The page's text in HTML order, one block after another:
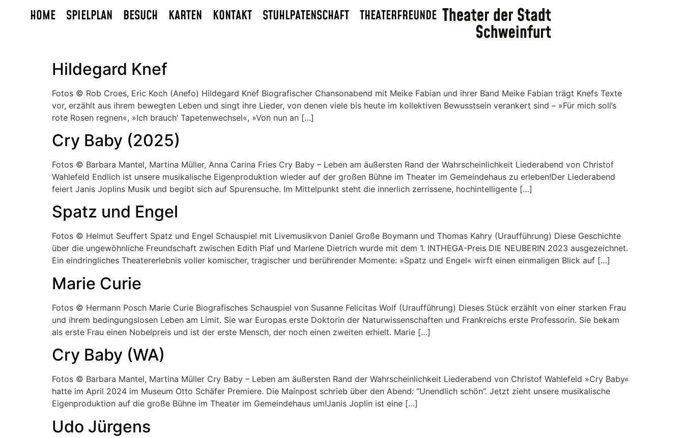
HOME SPIELPLAN BESUCH KARTEN KONTAKT STUHLPATENSCHAFT THEATERFREUNDE
Hildegard Knef
Fotos © Rob Croes, Eric Koch (Anefo) Hildegard Knef Biografischer Chansonabend mit Meike Fabian und ihrer Band Meike Fabian trägt Knefs Texte
vor, erzählt aus ihrem bewegten Leben und singt ihre Lieder, von denen viele bis heute im kollektiven Bewusstsein verankert sind – »Für mich soll’s
rote Rosen regnen«, »Ich brauch’ Tapetenwechsel«, »Von nun an […]
Cry Baby (2025)
Fotos © Barbara Mantel, Martina Müller, Anna Carina Fries Cry Baby – Leben am äußersten Rand der Wahrscheinlichkeit Liederabend von Christof
Wahlefeld Endlich ist unsere musikalische Eigenproduktion wieder auf der großen Bühne im Theater im Gemeindehaus zu erleben!Der Liederabend
feiert Janis Joplins Musik und begibt sich auf Spurensuche. Im Mittelpunkt steht die innerlich zerrissene, hochintelligente […]
Spatz und Engel
Fotos © Helmut Seuffert Spatz und Engel Schauspiel mit Livemusikvon Daniel Große Boymann und Thomas Kahry (Uraufführung) Diese Geschichte
über die ungewöhnliche Freundschaft zwischen Edith Piaf und Marlene Dietrich wurde mit dem 1. INTHEGA-Preis DIE NEUBERIN 2023 ausgezeichnet.
Ein eindringliches Theatererlebnis voller komischer, tragischer und berührender Momente: »Spatz und Engel« wirft einen einmaligen Blick auf […]
Marie Curie
Fotos © Hermann Posch Marie Curie Biografisches Schauspiel von Susanne Felicitas Wolf (Uraufführung) Dieses Stück erzählt von einer starken Frau
und ihrem bedingungslosen Leben am Limit. Sie war Europas erste Doktorin der Naturwissenschaften und Frankreichs erste Professorin. Sie bekam
als erste Frau einen Nobelpreis und ist der erste Mensch, der noch einen zweiten erhielt. Marie […]
Cry Baby (WA)
Fotos © Barbara Mantel, Martina Müller Cry Baby – Leben am äußersten Rand der Wahrscheinlichkeit Liederabend von Christof Wahlefeld »Cry Baby«
hatte im April 2024 im Museum Otto Schäfer Premiere. Die Mainpost schrieb über den Abend: “Unendlich schön”. Jetzt zieht unsere musikalische
Eigenproduktion auf die große Bühne im Theater im Gemeindehaus um!Janis Joplin ist eine […]
Udo Jürgens